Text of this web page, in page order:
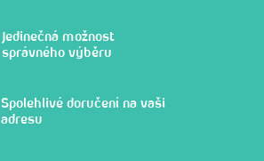
Jedinečná možnost
správného výběru
Spolehlivé doručení na vaši
adresu